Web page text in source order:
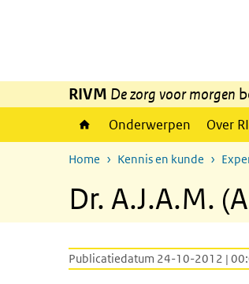
RIVM De zorg voor morgen
Onderwerpen Over
Home Kennis en kunde
Dr. A.J.A.M.
Publicatiedatum 24-10-2012 |